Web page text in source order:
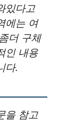
있다고
에는 여
더 구체
인 내용
다.
을 참고